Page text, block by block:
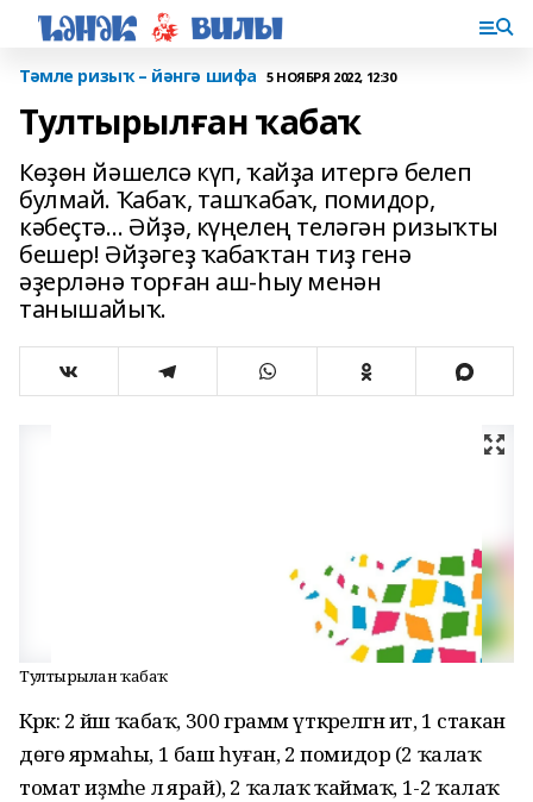
Тәмле ризыҡ – йәнгә шифа 5 НОЯБРЯ 2022, 12:30
Тултырылған ҡабаҡ
Көҙөн йәшелсә күп, ҡайҙа итергә белеп
булмай. Ҡабаҡ, ташҡабаҡ, помидор,
кәбеҫтә… Әйҙә, күңелең теләгән ризыҡты
бешер! Әйҙәгеҙ ҡабаҡтан тиҙ генә
әҙерләнә торған аш-һыу менән
танышайыҡ.
Тултырылған ҡабаҡ
Кәрәк: 2 йәш ҡабаҡ, 300 грамм үткәрелгән ит, 1 стакан
дөгө ярмаһы, 1 баш һуған, 2 помидор (2 ҡалаҡ
томат иҙмәһе лә ярай), 2 ҡалаҡ ҡаймаҡ, 1-2 ҡалаҡ